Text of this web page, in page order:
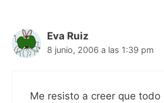
Eva Ruiz
8 junio, 2006 a las 1:39 pm
Me resisto a creer que